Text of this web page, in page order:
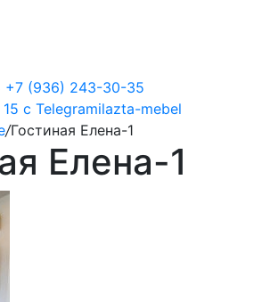
+7 (936) 243-30-35
с Telegramilazta-mebel
/Гостиная Елена-1
Елена-1